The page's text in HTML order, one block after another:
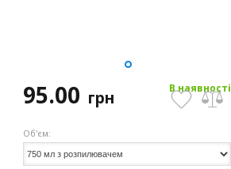
В наявності
95.00 грн
Об'єм: